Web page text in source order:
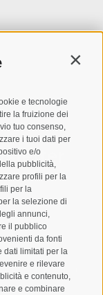
e tecnologie
la fruizione dei
tuo consenso,
i tuoi dati per
e/o
pubblicità,
profili per la
per la
la selezione di
annunci,
il pubblico
da fonti
dati limitati per la
e rilevare
e contenuto,
e combinare
il Titolare al